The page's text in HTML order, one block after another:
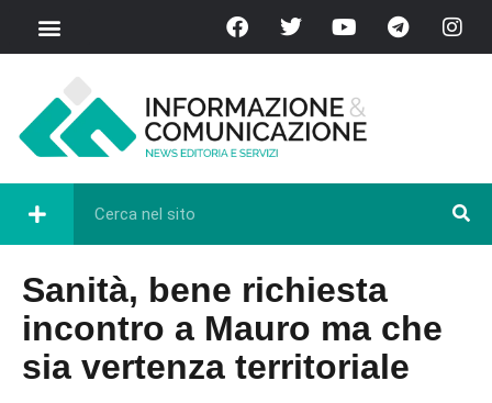
Sanità, bene richiesta
incontro a Mauro ma che
sia vertenza territoriale